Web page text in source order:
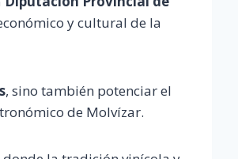
y cultural de la
, sino también potenciar el
de Molvízar.